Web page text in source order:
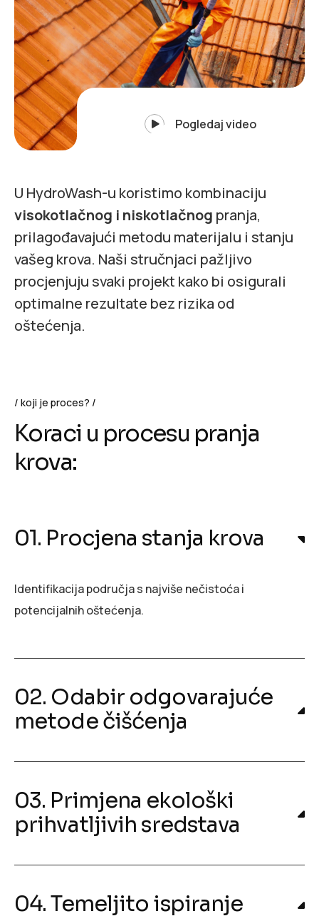
Pogledaj video
U HydroWash-u koristimo kombinaciju
visokotlačnog i niskotlačnog pranja,
prilagođavajući metodu materijalu i stanju
vašeg krova. Naši stručnjaci pažljivo
procjenjuju svaki projekt kako bi osigurali
optimalne rezultate bez rizika od
oštećenja.
koji je proces?
Koraci u procesu pranja
krova:
01. Procjena stanja krova
Identifikacija područja s najviše nečistoća i
potencijalnih oštećenja.
02. Odabir odgovarajuće
metode čišćenja
03. Primjena ekološki
prihvatljivih sredstava
04. Temeljito ispiranje